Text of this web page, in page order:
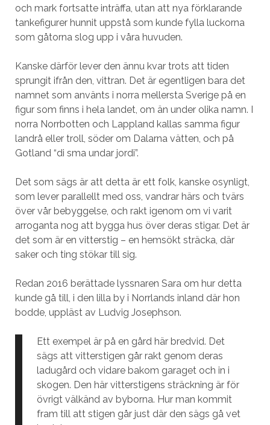
och mark fortsatte inträffa, utan att nya förklarande
tankefigurer hunnit uppstå som kunde fylla luckorna
som gåtorna slog upp i våra huvuden.
Kanske därför lever den ännu kvar trots att tiden
sprungit ifrån den, vittran. Det är egentligen bara det
namnet som använts i norra mellersta Sverige på en
figur som finns i hela landet, om än under olika namn. I
norra Norrbotten och Lappland kallas samma figur
landrå eller troll, söder om Dalarna vätten, och på
Gotland “di sma undar jordi”.
Det som sägs är att detta är ett folk, kanske osynligt,
som lever parallellt med oss, vandrar härs och tvärs
över vår bebyggelse, och rakt igenom om vi varit
arroganta nog att bygga hus över deras stigar. Det är
det som är en vitterstig – en hemsökt sträcka, där
saker och ting stökar till sig.
Redan 2016 berättade lyssnaren Sara om hur detta
kunde gå till, i den lilla by i Norrlands inland där hon
bodde, uppläst av Ludvig Josephson.
Ett exempel är på en gård här bredvid. Det
sägs att vitterstigen går rakt genom deras
ladugård och vidare bakom garaget och in i
skogen. Den här vitterstigens sträckning är för
övrigt välkänd av byborna. Hur man kommit
fram till att stigen går just där den sägs gå vet